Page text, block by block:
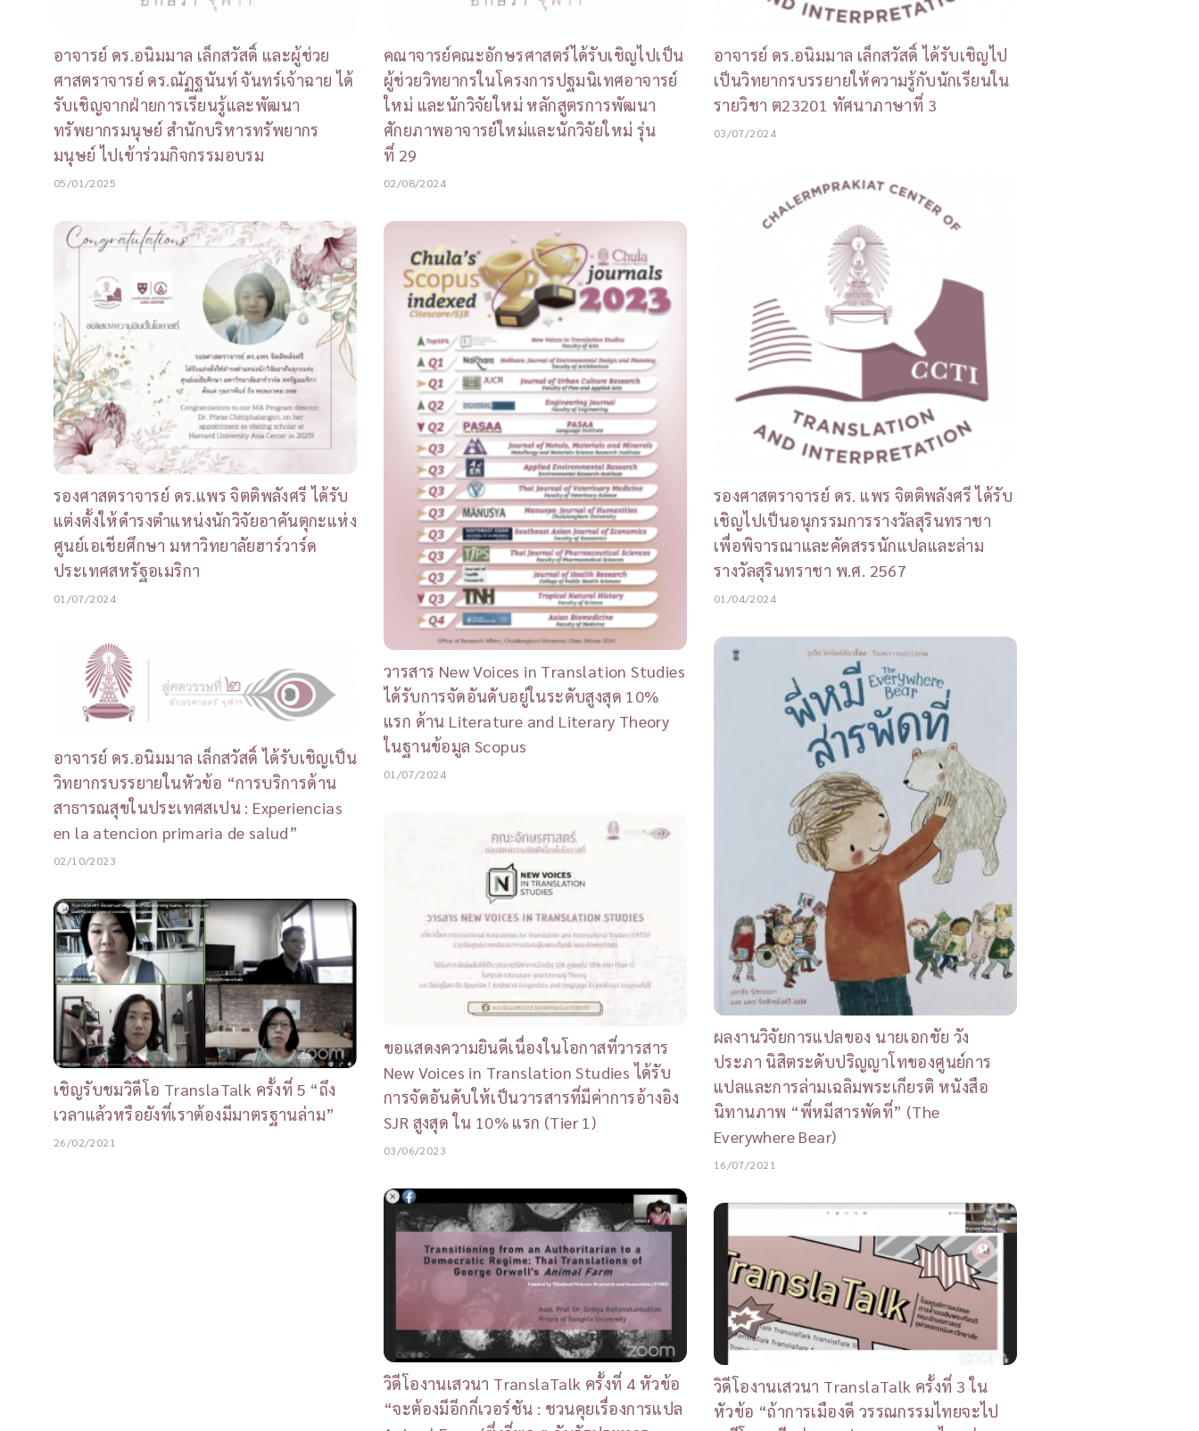
อาจารย์ ดร.อนิมมาล เล็กสวัสดิ์ และผู้ช่วย
ศาสตราจารย์ ดร.ณัฏฐนันท์ จันทร์เจ้าฉาย ได้
รับเชิญจากฝ่ายการเรียนรู้และพัฒนา
ทรัพยากรมนุษย์ สำนักบริหารทรัพยากร
มนุษย์ ไปเข้าร่วมกิจกรรมอบรม
05/01/2025
คณาจารย์คณะอักษรศาสตร์ได้รับเชิญไปเป็น
ผู้ช่วยวิทยากรในโครงการปฐมนิเทศอาจารย์
ใหม่ และนักวิจัยใหม่ หลักสูตรการพัฒนา
ศักยภาพอาจารย์ใหม่และนักวิจัยใหม่ รุ่น
ที่ 29
02/08/2024
อาจารย์ ดร.อนิมมาล เล็กสวัสดิ์ ได้รับเชิญไป
เป็นวิทยากรบรรยายให้ความรู้กับนักเรียนใน
รายวิชา ต23201 ทัศนาภาษาที่ 3
03/07/2024
รองศาสตราจารย์ ดร.แพร จิตติพลังศรี ได้รับ
แต่งตั้งให้ดำรงตำแหน่งนักวิจัยอาคันตุกะแห่ง
ศูนย์เอเชียศึกษา มหาวิทยาลัยฮาร์วาร์ด
ประเทศสหรัฐอเมริกา
01/07/2024
วารสาร New Voices in Translation Studies
ได้รับการจัดอันดับอยู่ในระดับสูงสุด 10%
แรก ด้าน Literature and Literary Theory
ในฐานข้อมูล Scopus
01/07/2024
รองศาสตราจารย์ ดร. แพร จิตติพลังศรี ได้รับ
เชิญไปเป็นอนุกรรมการรางวัลสุรินทราชา
เพื่อพิจารณาและคัดสรรนักแปลและล่าม
รางวัลสุรินทราชา พ.ศ. 2567
01/04/2024
อาจารย์ ดร.อนิมมาล เล็กสวัสดิ์ ได้รับเชิญเป็น
วิทยากรบรรยายในหัวข้อ “การบริการด้าน
สาธารณสุขในประเทศสเปน : Experiencias
en la atencion primaria de salud”
02/10/2023
ขอแสดงความยินดีเนื่องในโอกาสที่วารสาร
New Voices in Translation Studies ได้รับ
การจัดอันดับให้เป็นวารสารที่มีค่าการอ้างอิง
SJR สูงสุด ใน 10% แรก (Tier 1)
03/06/2023
ผลงานวิจัยการแปลของ นายเอกชัย วัง
ประภา นิสิตระดับปริญญาโทของศูนย์การ
แปลและการล่ามเฉลิมพระเกียรติ หนังสือ
นิทานภาพ “พี่หมีสารพัดที่” (The
Everywhere Bear)
16/07/2021
เชิญรับชมวิดีโอ TranslaTalk ครั้งที่ 5 “ถึง
เวลาแล้วหรือยังที่เราต้องมีมาตรฐานล่าม”
26/02/2021
วิดีโองานเสวนา TranslaTalk ครั้งที่ 4 หัวข้อ
“จะต้องมีอีกกี่เวอร์ชัน : ชวนคุยเรื่องการแปล
วิดีโองานเสวนา TranslaTalk ครั้งที่ 3 ใน
หัวข้อ “ถ้าการเมืองดี วรรณกรรมไทยจะไป